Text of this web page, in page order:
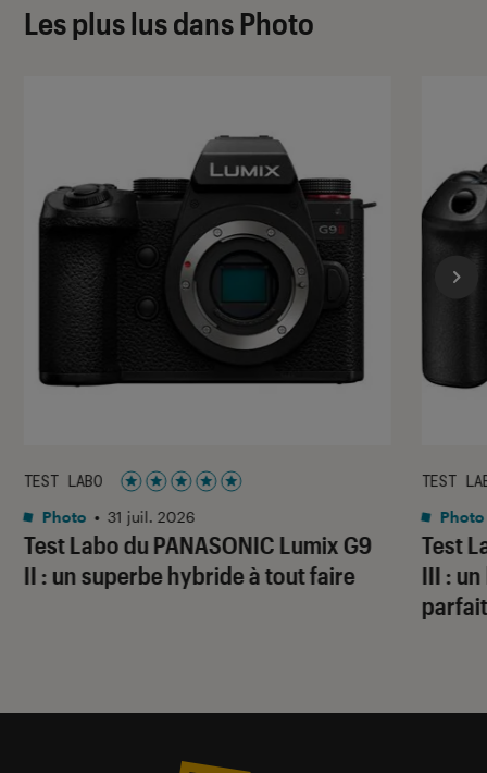
Les plus lus dans Photo
Test Labo du PANASONIC Lumix G9
II : un superbe hybride à tout faire
TEST LABO
Noté 5 étoiles sur 5
Photo • 31 juil. 2026
Test
III :
TEST
Photo